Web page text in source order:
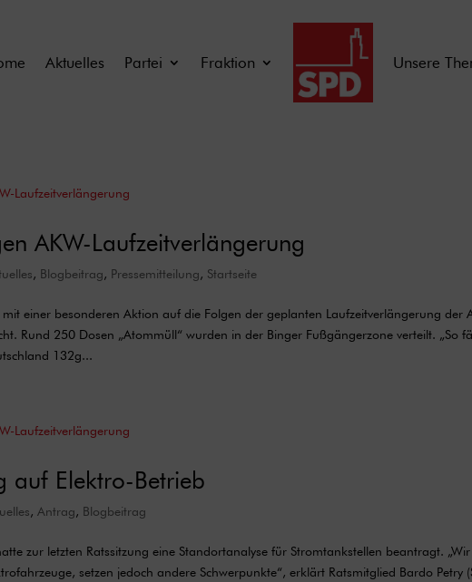
Aktuelles Partei Fraktion Unsere
AKW-Laufzeitverlängerung
, Blogbeitrag, Pressemitteilung, Startseite
mit einer besonderen Aktion auf die Folgen der geplanten Laufzeitverlängerung der
Rund 250 Dosen „Atommüll“ wurden in der Binger Fußgängerzone verteilt. „So
132g...
auf Elektro-Betrieb
, Antrag, Blogbeitrag
zur letzten Ratssitzung eine Standortanalyse für Stromtankstellen beantragt.
setzen jedoch andere Schwerpunkte“, erklärt Ratsmitglied Bardo Petry